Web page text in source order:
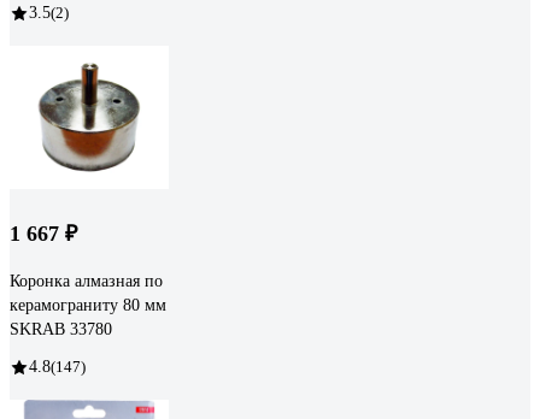
3.5(2)
1 667 ₽
Коронка алмазная по
керамограниту 80 мм
SKRAB 33780
4.8(147)